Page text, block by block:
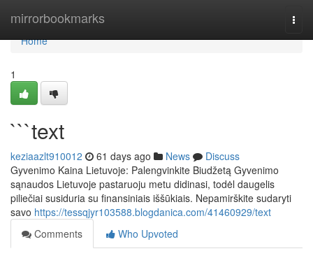
mirrorbookmarks
Home
Home
1
```text
keziaazlt910012 61 days ago News
Discuss
Gyvenimo Kaina Lietuvoje: Palengvinkite Biudžetą Gyvenimo
sąnaudos Lietuvoje pastaruoju metu didinasi, todėl daugelis
piliečiai susiduria su finansiniais iššūkiais. Nepamirškite sudaryti
savo https://tessqjyr103588.blogdanica.com/41460929/text
Comments
Who Upvoted